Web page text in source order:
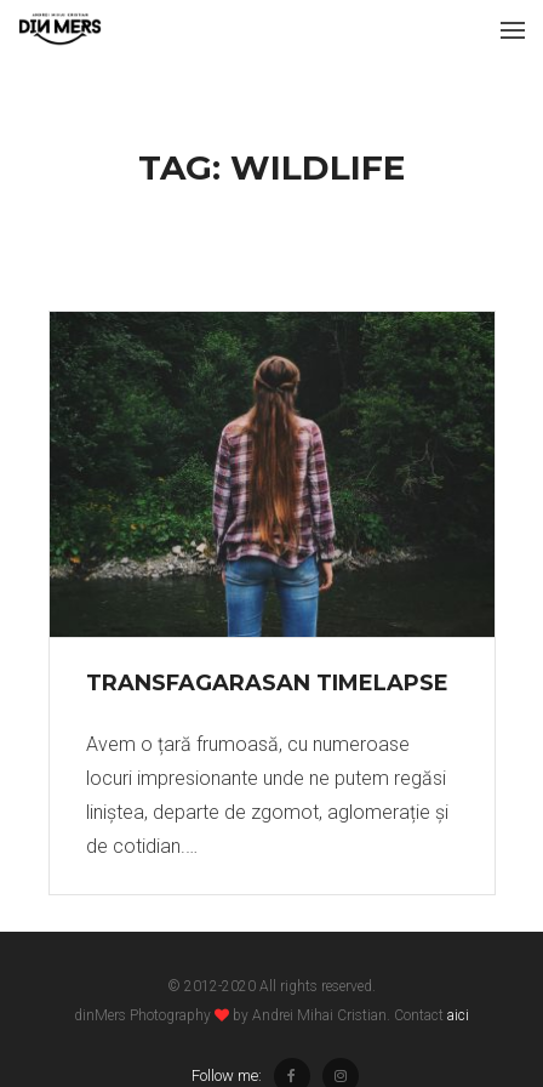
TAG: WILDLIFE
TRANSFAGARASAN TIMELAPSE
Avem o țară frumoasă, cu numeroase
locuri impresionante unde ne putem regăsi
liniștea, departe de zgomot, aglomerație și
de cotidian.…
© 2012-2020 All rights reserved.
dinMers Photography
by Andrei Mihai Cristian. Contact aici
Follow me: